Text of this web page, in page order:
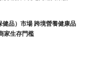
品）市場 跨境營養健康品
家生存門檻